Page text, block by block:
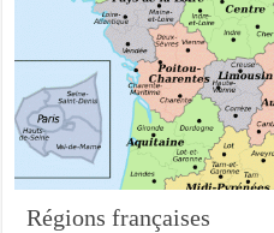
Régions françaises